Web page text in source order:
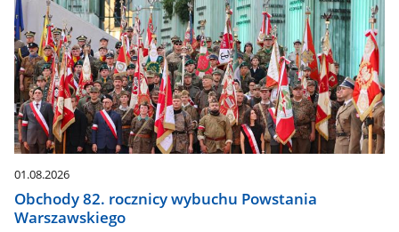
01.08.2026
Obchody 82. rocznicy wybuchu Powstania
Warszawskiego